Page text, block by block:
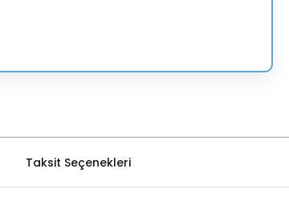
Taksit Seçenekleri